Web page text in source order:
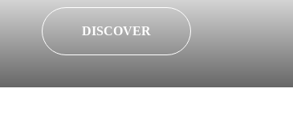
DISCOVER